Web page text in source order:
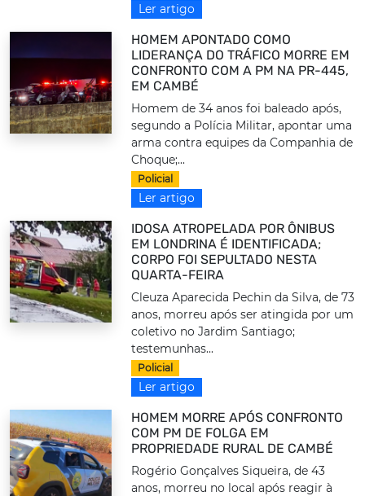
Ler artigo
HOMEM APONTADO COMO
LIDERANÇA DO TRÁFICO MORRE EM
CONFRONTO COM A PM NA PR-445,
EM CAMBÉ
Homem de 34 anos foi baleado após,
segundo a Polícia Militar, apontar uma
arma contra equipes da Companhia de
Choque;...
Policial
Ler artigo
IDOSA ATROPELADA POR ÔNIBUS
EM LONDRINA É IDENTIFICADA;
CORPO FOI SEPULTADO NESTA
QUARTA-FEIRA
Cleuza Aparecida Pechin da Silva, de 73
anos, morreu após ser atingida por um
coletivo no Jardim Santiago;
testemunhas...
Policial
Ler artigo
HOMEM MORRE APÓS CONFRONTO
COM PM DE FOLGA EM
PROPRIEDADE RURAL DE CAMBÉ
Rogério Gonçalves Siqueira, de 43
anos, morreu no local após reagir à